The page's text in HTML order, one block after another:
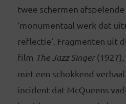
twee schermen
‘monumentaal werk dat
reflectie’. Fragmenten uit
film The Jazz Singer(1927),
met een schokkend
incident dat McQueens